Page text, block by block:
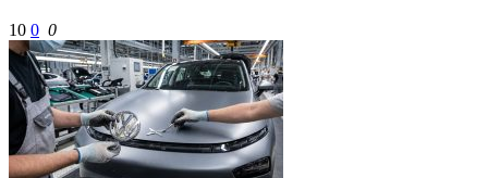
10 0 0